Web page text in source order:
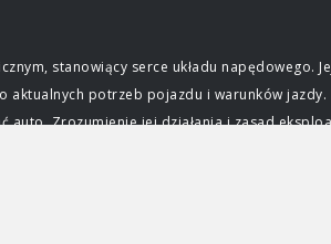
stanowiący serce układu napędowego.
potrzeb pojazdu i warunków jazdy.
Zrozumienie jej działania i zasad